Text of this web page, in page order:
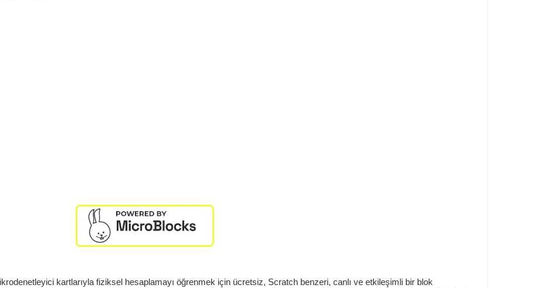
kartlarıyla fiziksel hesaplamayı öğrenmek için ücretsiz, Scratch benzeri, canlı ve etkileşimli bir blok